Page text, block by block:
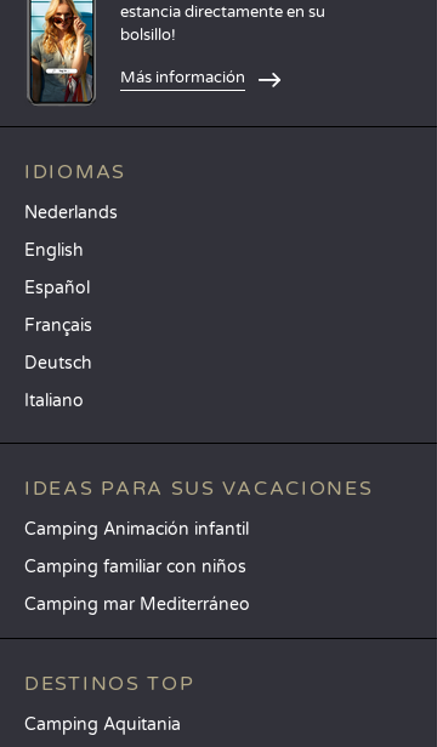
estancia directamente en su
bolsillo!
Más información
IDIOMAS
Nederlands
English
Español
Français
Deutsch
Italiano
IDEAS PARA SUS VACACIONES
Camping Animación infantil
Camping familiar con niños
Camping mar Mediterráneo
DESTINOS TOP
Camping Aquitania